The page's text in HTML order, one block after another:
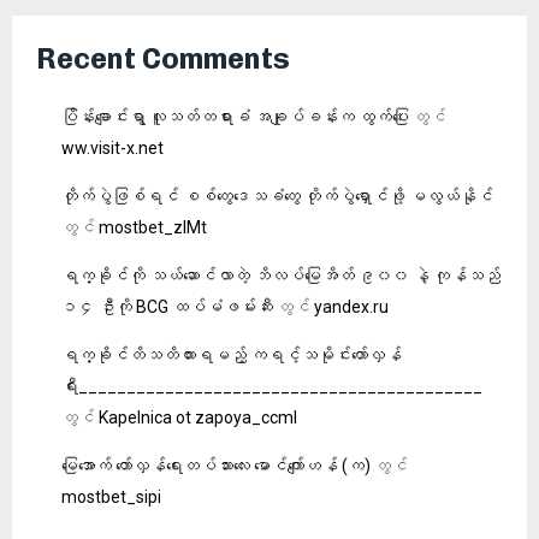
Recent Comments
ပြိန်းချောင်းရွာ လူသတ်တရားခံ အချုပ်ခန်းက ထွက်ပြေး တွင်
ww.visit-x.net
တိုက်ပွဲဖြစ်ရင် စစ်တွေဒေသခံတွေ တိုက်ပွဲရှောင်ဖို့ မလွယ်နိုင်
တွင် mostbet_zlMt
ရက္ခိုင်ကို သယ်ဆောင်လာတဲ့ ဘိလပ်မြေအိတ် ၉၀၀ နဲ့ ကုန်သည်
၁၄ ဦးကို BCG ထပ်မံဖမ်းဆီး တွင် yandex.ru
ရက္ခိုင်တိသတိထားရမည့် ကရင့်သမိုင်းတော်လှန်
ရီး__________________________________________
တွင် Kapelnica ot zapoya_ccml
မြေအောက် တော်လှန်ရေးတပ်သားလေး မောင်ကျော်ဟန် (က) တွင်
mostbet_sipi